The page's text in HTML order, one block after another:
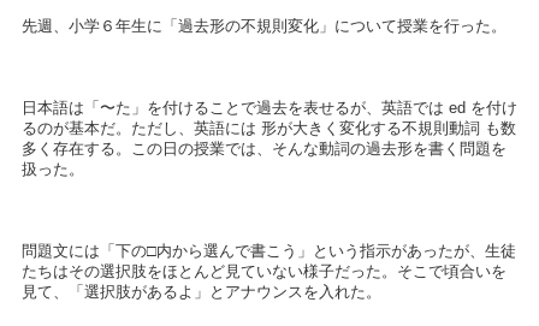
先週、小学６年生に「過去形の不規則変化」について授業を行った。
日本語は「〜た」を付けることで過去を表せるが、英語では ed を付け
るのが基本だ。ただし、英語には 形が大きく変化する不規則動詞 も数
多く存在する。この日の授業では、そんな動詞の過去形を書く問題を
扱った。
問題文には「下の□内から選んで書こう」という指示があったが、生徒
たちはその選択肢をほとんど見ていない様子だった。そこで頃合いを
見て、「選択肢があるよ」とアナウンスを入れた。